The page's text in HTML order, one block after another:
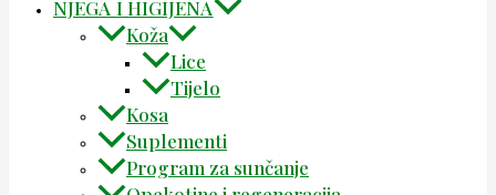
NJEGA I HIGIJENA
Koža
Lice
Tijelo
Kosa
Suplementi
Program za sunčanje